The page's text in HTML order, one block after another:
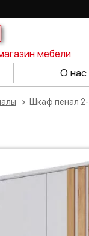
мебели
О нас
Шкаф пенал